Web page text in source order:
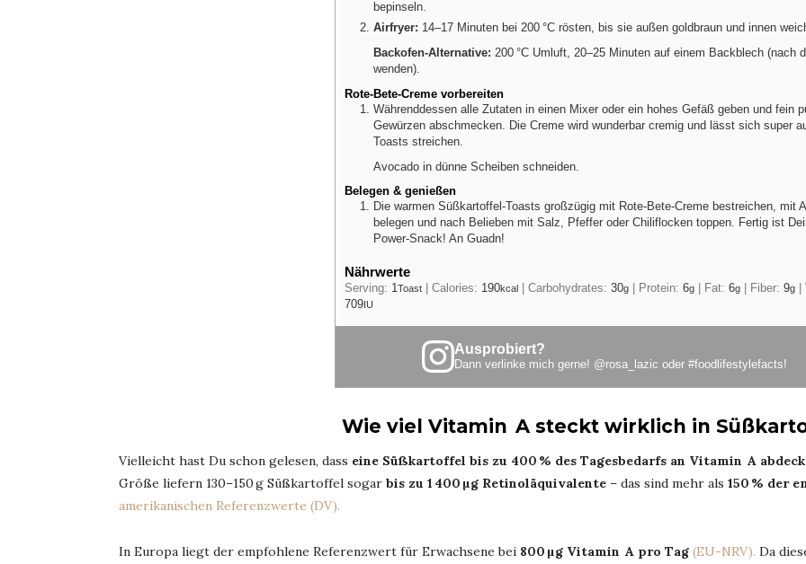
bepinseln.
Airfryer: 14–17 Minuten bei 200 °C rösten, bis sie außen goldbraun und innen
Backofen-Alternative: 200 °C Umluft, 20–25 Minuten auf einem Backblech (nach
wenden).
Rote-Bete-Creme vorbereiten
Währenddessen alle Zutaten in einen Mixer oder ein hohes Gefäß geben und fein
Gewürzen abschmecken. Die Creme wird wunderbar cremig und lässt sich super
Toasts streichen.
Avocado in dünne Scheiben schneiden.
Belegen & genießen
Die warmen Süßkartoffel-Toasts großzügig mit Rote-Bete-Creme bestreichen, mit
belegen und nach Belieben mit Salz, Pfeffer oder Chiliflocken toppen. Fertig ist
Power-Snack! An Guadn!
Nährwerte
Serving: 1 Toast Calories: 190kcal Carbohydrates: 30g Protein: 6g Fat: 6g Fiber: 9g
709IU
Ausprobiert?
Dann verlinke mich gerne! @rosa_lazic oder#foodlifestylefacts!
Wie viel Vitamin A steckt wirklich in
Vielleicht hast Du schon gelesen, dass eine Süßkartoffel bis zu 400 % des Tagesbedarfs an Vitamin A
Größe liefern 130–150 g Süßkartoffel sogar bis zu 1 400 µg Retinoläquivalente – das sind mehr als 150 % der
amerikanischen Referenzwerte (DV).
In Europa liegt der empfohlene Referenzwert für Erwachsene bei 800 µg Vitamin A pro Tag (EU-NRV). Da